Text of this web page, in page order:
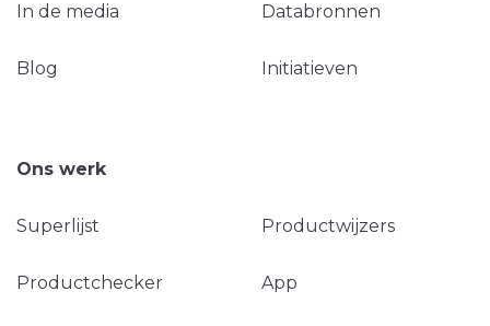
In de media Databronnen
Blog Initiatieven
Ons werk
Superlijst Productwijzers
Productchecker App